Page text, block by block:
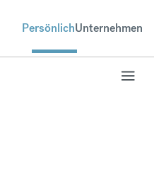
PersönlichUnternehmen